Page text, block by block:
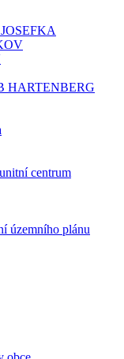
HARTENBERG
centrum
územního plánu